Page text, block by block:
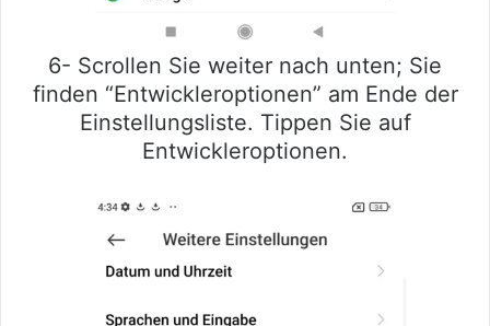
6- Scrollen Sie weiter nach unten; Sie
finden “Entwickleroptionen” am Ende der
Einstellungsliste. Tippen Sie auf
Entwickleroptionen.